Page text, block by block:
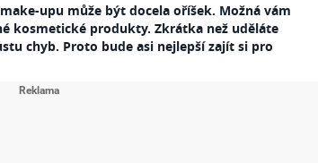
upu může být docela oříšek. Možná vám
kosmetické produkty. Zkrátka než uděláte
chyb. Proto bude asi nejlepší zajít si pro